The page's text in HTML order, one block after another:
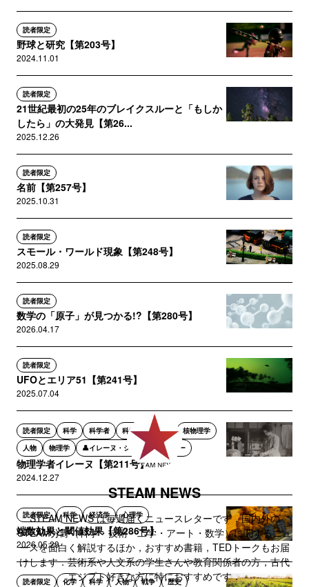
読者限定
野球と研究【第203号】
2024.11.01
読者限定
21世紀最初の25年のブレイクスルーと「もしか
したら」の大発見【第26...
2025.12.26
読者限定
名前【第257号】
2025.10.31
読者限定
スモール・ワールド現象【第248号】
2025.08.29
読者限定
数学の「原子」が見つかる!?【第280号】
2026.04.17
読者限定
UFOとエリア51【第241号】
2025.07.04
読者限定 科学 科学者 科学の中の女性
核物理学
人物
物理学 👤イレーヌ・ジョリオ＝キュリー
物理学者イレーヌ【第211号】
2024.12.27
読者限定 科学 経済学 心理学
端数効果と閾値効果【第286号】
2026.05.29
読者限定 化学 科学 人物 戦争
歴史
STEAM NEWS
STEAM NEWS は毎週届くニュースレターです．国内外の
STEAM分野（科学・技術・工学・アート・数学）に関するニュ
ースを面白く解説するほか，おすすめ書籍，TEDトークもお届
けします．芸術系や人文系の学生さんや教育関係者の方，古代
エジプト好きな方に特におすすめです．